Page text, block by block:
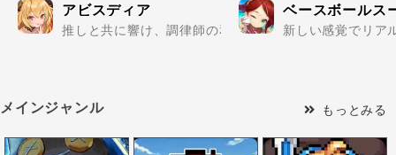
アビスディア
推しと共に響け、調律師の和音。アクションが紡ぐ、絆
ベースボールス
新しい感覚でリア
メインジャンル もっとみる